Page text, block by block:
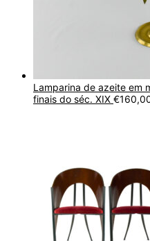
Lamparina de azeite em
finais do séc. XIX €